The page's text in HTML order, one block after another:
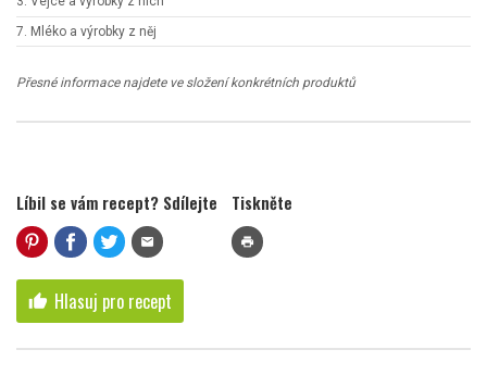
7. Mléko a výrobky z něj
Přesné informace najdete ve složení konkrétních produktů
Líbil se vám recept? Sdílejte
mail
Tiskněte
print
thumb_up Hlasuj pro recept